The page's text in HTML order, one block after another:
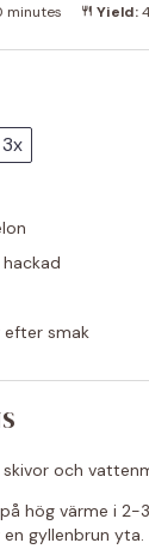
minutes Yield:
3x
smak
och
hög värme i 2-
gyllenbrun yta.